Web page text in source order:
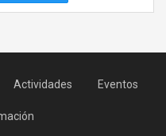
Actividades Eventos